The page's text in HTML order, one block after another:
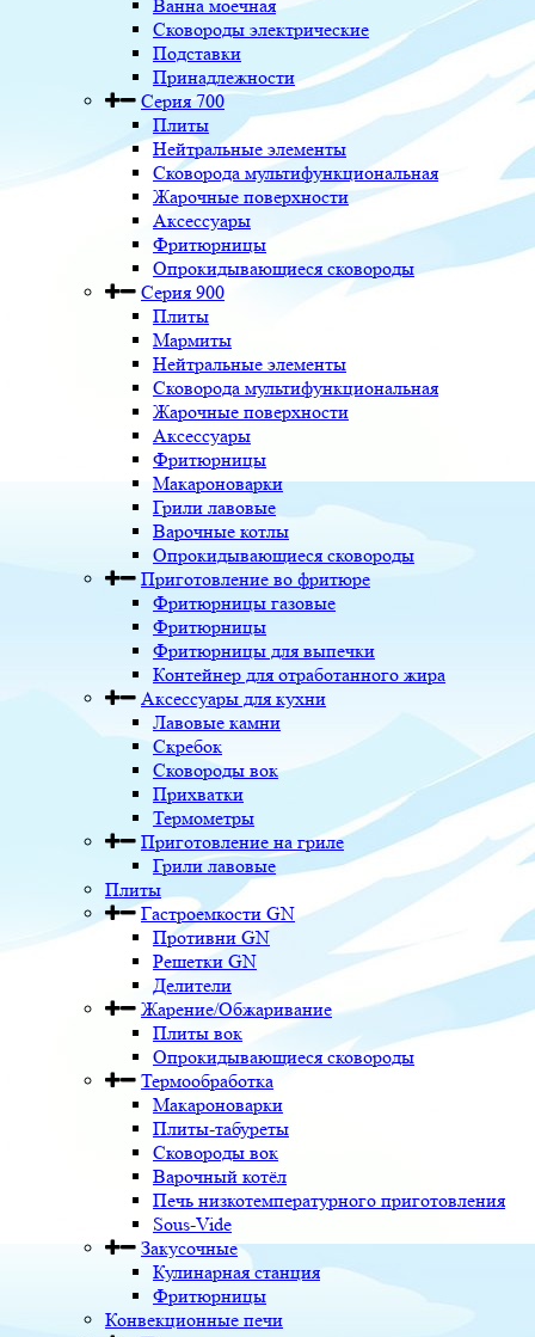
Ванна моечная
Сковороды электрические
Подставки
Принадлежности
Серия 700
Плиты
Нейтральные элементы
Сковорода мультифункциональная
Жарочные поверхности
Аксессуары
Фритюрницы
Опрокидывающиеся сковороды
Серия 900
Плиты
Мармиты
Нейтральные элементы
Сковорода мультифункциональная
Жарочные поверхности
Аксессуары
Фритюрницы
Макароноварки
Грили лавовые
Варочные котлы
Опрокидывающиеся сковороды
Приготовление во фритюре
Фритюрницы газовые
Фритюрницы
Фритюрницы для выпечки
Контейнер для отработанного жира
Аксессуары для кухни
Лавовые камни
Скребок
Сковороды вок
Прихватки
Термометры
Приготовление на гриле
Грили лавовые
Плиты
Гастроемкости GN
Противни GN
Решетки GN
Делители
Жарение/Обжаривание
Плиты вок
Опрокидывающиеся сковороды
Термообработка
Макароноварки
Плиты-табуреты
Сковороды вок
Варочный котёл
Печь низкотемпературного приготовления
Sous-Vide
Закусочные
Кулинарная станция
Фритюрницы
Конвекционные печи